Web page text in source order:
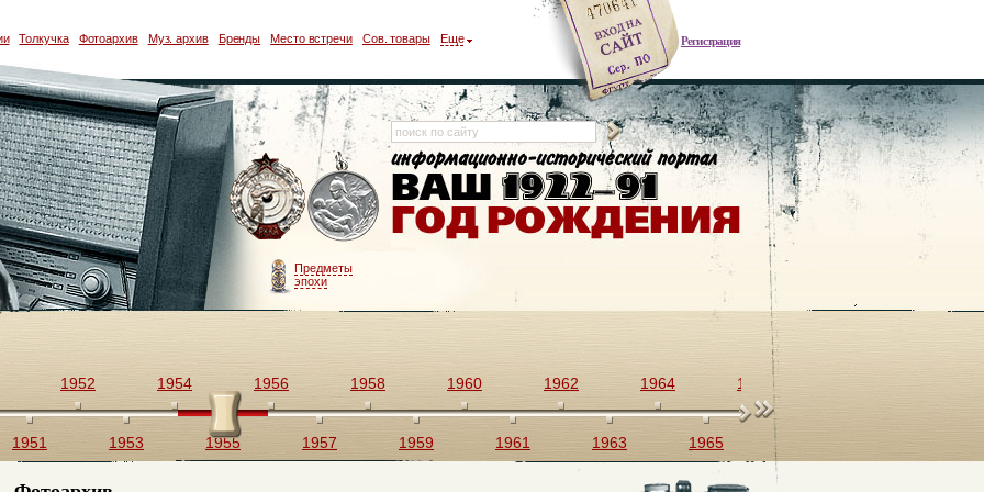
Регистрация
Толкучка Фотоархив Муз. архив Бренды Место встречи Сов. товары Еще
Предметы
эпохи
1951
1952
1953
1954
1955
1956
1957
1958
1959
1960
1961
1962
1963
1964
1965
1966